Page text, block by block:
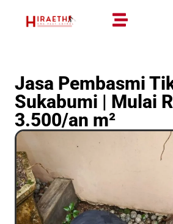
Jasa Pembasmi
Sukabumi | Mulai
3.500/an m²